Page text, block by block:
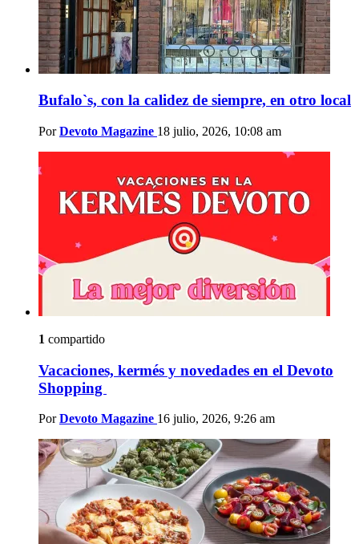
Bufalo`s, con la calidez de siempre, en otro local
Por Devoto Magazine 18 julio, 2026, 10:08 am
1 compartido
Vacaciones, kermés y novedades en el Devoto
Shopping
Por Devoto Magazine 16 julio, 2026, 9:26 am